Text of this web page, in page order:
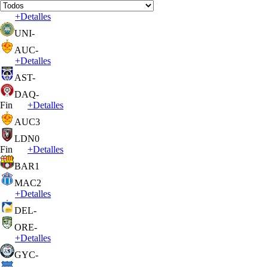
+Detalles
UNI-
AUC-
+Detalles
AST-
DAQ-
Fin
+Detalles
AUC3
LDN0
Fin
+Detalles
BAR1
MAC2
+Detalles
DEL-
ORE-
+Detalles
GYC-